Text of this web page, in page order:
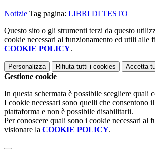
Notizie Tag pagina: LIBRI DI TESTO
Questo sito o gli strumenti terzi da questo
cookie necessari al funzionamento ed utili alle
COOKIE POLICY.
Personalizza Rifiuta tutti i cookies Accetta
Gestione cookie
In questa schermata è possibile scegliere quali
I cookie necessari sono quelli che consentono
piattaforma e non è possibile disabilitarli.
Per conoscere quali sono i cookie necessari al
visionare la COOKIE POLICY.